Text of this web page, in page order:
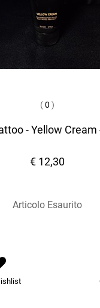
(0 )
- Yellow Cream
€ 12,30
Articolo Esaurito